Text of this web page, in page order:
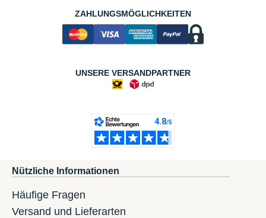
ZAHLUNGSMÖGLICHKEITEN
UNSERE VERSANDPARTNER
Nützliche Informationen
Häufige Fragen
Versand und Lieferarten